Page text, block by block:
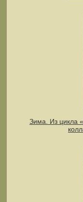
Зима. Из цикла